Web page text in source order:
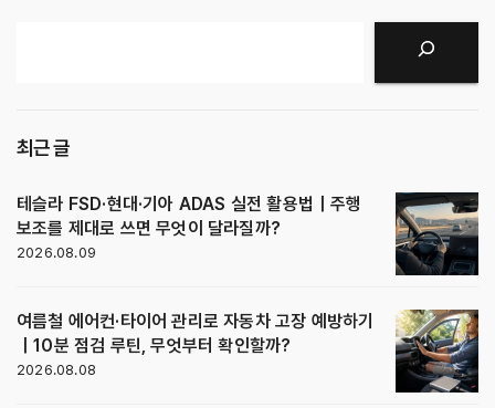
최근 글
테슬라 FSD·현대·기아 ADAS 실전 활용법｜주행
보조를 제대로 쓰면 무엇이 달라질까?
2026.08.09
여름철 에어컨·타이어 관리로 자동차 고장 예방하기
｜10분 점검 루틴, 무엇부터 확인할까?
2026.08.08